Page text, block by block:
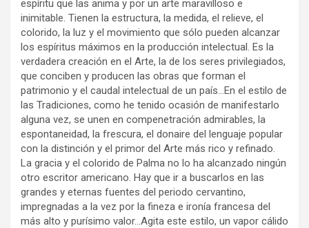
espíritu que las anima y por un arte maravilloso e
inimitable. Tienen la estructura, la medida, el relieve, el
colorido, la luz y el movimiento que sólo pueden alcanzar
los espíritus máximos en la producción intelectual. Es la
verdadera creación en el Arte, la de los seres privilegiados,
que conciben y producen las obras que forman el
patrimonio y el caudal intelectual de un país…En el estilo de
las Tradiciones, como he tenido ocasión de manifestarlo
alguna vez, se unen en compenetración admirables, la
espontaneidad, la frescura, el donaire del lenguaje popular
con la distinción y el primor del Arte más rico y refinado.
La gracia y el colorido de Palma no lo ha alcanzado ningún
otro escritor americano. Hay que ir a buscarlos en las
grandes y eternas fuentes del periodo cervantino,
impregnadas a la vez por la fineza e ironía francesa del
más alto y purísimo valor…Agita este estilo, un vapor cálido